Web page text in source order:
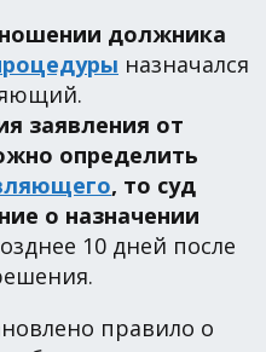
должника
назначался
заявления от
определить
, то суд
о назначении
10 дней после
правило о